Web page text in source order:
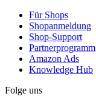
Für Shops
Shopanmeldung
Shop-Support
Partnerprogramm
Amazon Ads
Knowledge Hub
Folge uns